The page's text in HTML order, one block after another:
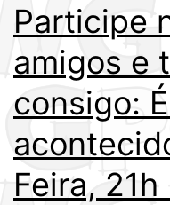
Participe
amigos e
consigo:
Feira,